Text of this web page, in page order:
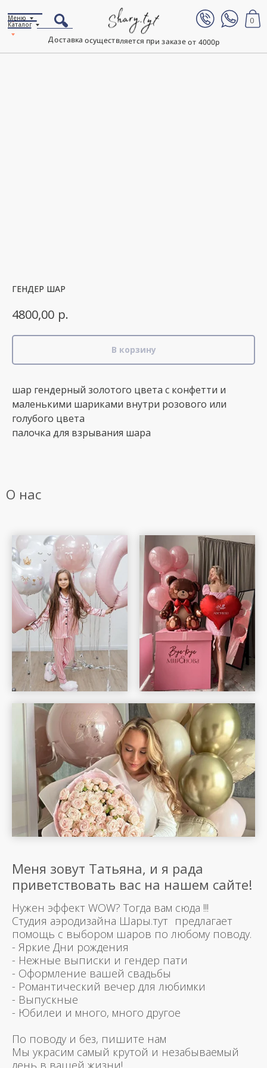
Доставка осуществляется при заказе от 4000р
0
Каталог
Меню
ГЕНДЕР ШАР
4800,00 р.
В корзину
шар гендерный золотого цвета с конфетти и
маленькими шариками внутри розового или
голубого цвета
палочка для взрывания шара
О нас
Меня зовут Татьяна, и я рада
приветствовать вас на нашем сайте!
Нужен эффект WOW? Тогда вам сюда !!!
Студия аэродизайна Шары.тут предлагает
помощь с выбором шаров по любому поводу.
- Яркие Дни рождения
- Нежные выписки и гендер пати
- Оформление вашей свадьбы
- Романтический вечер для любимки
- Выпускные
- Юбилеи и много, много другое
По поводу и без, пишите нам
Мы украсим самый крутой и незабываемый
день в вашей жизни!